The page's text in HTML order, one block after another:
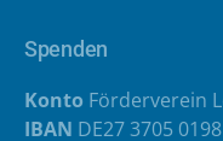
Spenden
Konto Förderverein
IBAN DE27 3705